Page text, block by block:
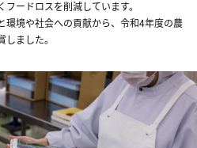
ードロスを削減しています。
環境や社会への貢献から、令和4年度の農
ました。